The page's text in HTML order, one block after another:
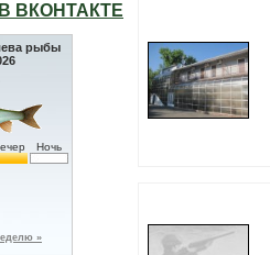
ВКОНТАКТЕ
рыбы
Ночь
»